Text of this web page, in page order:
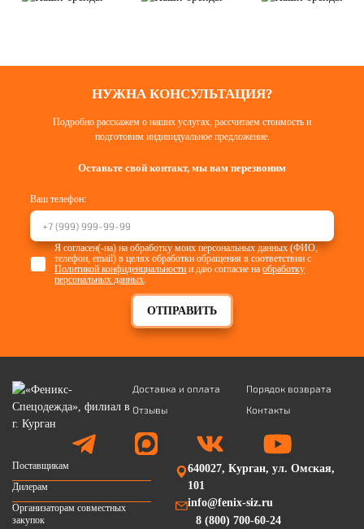
НУЖНА КОНСУЛЬТАЦИЯ?
Подробно расскажем о наших услугах, рассчитаем стоимость и
подготовим индивидуальное предложение.
Оставьте свой контакт, мы вам перезвоним
Ваш телефон:
ОТПРАВИТЬ
Я согласен(-на) на обработку моих персональных данных (ФИО,
телефон, email) в целях обработки обращения в соответствии с
Политикой конфиденциальности и даю согласие наобработку
персональных данных.
Доставка и оплата
Порядок возврата
Отзывы
Контакты
Поставщикам
Дилерам
Организаторам совместных
закупок
640027, Курган, ул. Омская,
101
info@fenix-siz.ru
8 (800) 700-60-24